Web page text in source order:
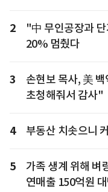
2
"中 무인공장과
20% 멈췄다
3
손현보 목사, 美
초청해줘서 감사"
4 부동산 치솟으니
5
가족 생계 위해 벼
연매출 150억원